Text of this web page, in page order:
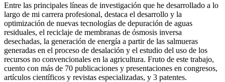
Entre las principales líneas de investigación que he desarrollado a lo
largo de mi carrera profesional, destaca el desarrollo y la
optimización de nuevas tecnologías de depuración de aguas
residuales, el reciclaje de membranas de ósmosis inversa
desechadas, la generación de energía a partir de las salmueras
generadas en el proceso de desalación y el estudio del uso de los
recursos no convencionales en la agricultura. Fruto de este trabajo,
cuento con más de 70 publicaciones y presentaciones en congresos,
artículos científicos y revistas especializadas, y 3 patentes.